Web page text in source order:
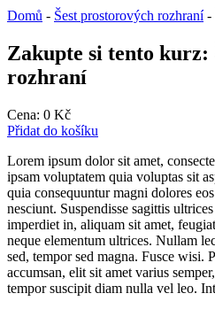
Domů - Šest prostorových rozhraní -
Zakupte si tento kurz:
rozhraní
Cena: 0 Kč
Přidat do košíku
Lorem ipsum dolor sit amet,
ipsam voluptatem quia voluptas sit
quia consequuntur magni dolores
nesciunt. Suspendisse sagittis
imperdiet in, aliquam sit amet,
neque elementum ultrices. Nullam
sed, tempor sed magna. Fusce wisi.
accumsan, elit sit amet varius
tempor suscipit diam nulla vel leo.